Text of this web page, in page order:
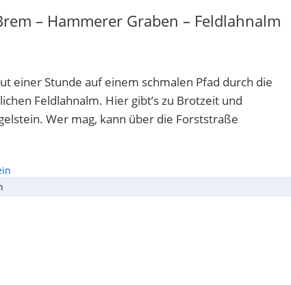
– Hammerer Graben – Feldlahnalm
einer Stunde auf einem schmalen Pfad durch die
Feldlahnalm. Hier gibt’s zu Brotzeit und
Wer mag, kann über die Forststraße